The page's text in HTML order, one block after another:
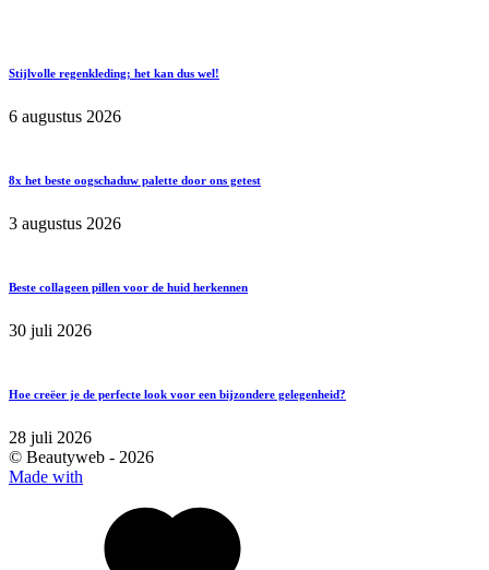
Stijlvolle regenkleding; het kan dus wel!
6 augustus 2026
8x het beste oogschaduw palette door ons getest
3 augustus 2026
Beste collageen pillen voor de huid herkennen
30 juli 2026
Hoe creëer je de perfecte look voor een bijzondere gelegenheid?
28 juli 2026
© Beautyweb - 2026
Made with